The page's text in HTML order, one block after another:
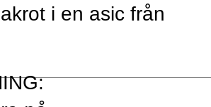
i en asic från